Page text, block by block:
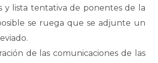
y lista tentativa de ponentes de la
se ruega que se adjunte un
de las comunicaciones de las